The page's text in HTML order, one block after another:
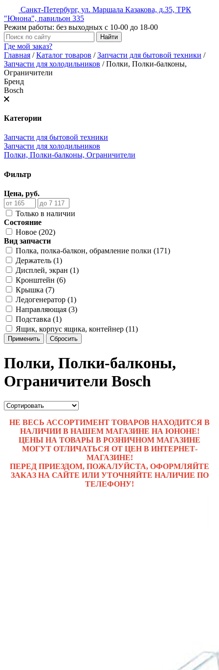
Санкт-Петербург, ул. Маршала Казакова, д.35, ТРК
"Юнона", павильон 335
Режим работы: без выходных с 10-00 до 18-00
Где мой заказ?
Главная /Каталог товаров /Запчасти для бытовой техники /
Запчасти для холодильников /Полки, Полки-балконы,
Ограничители
Бренд
Bosch
Категории
Запчасти для бытовой техники
Запчасти для холодильников
Полки, Полки-балконы, Ограничители
Фильтр
Цена, руб.
Только в наличии
Состояние
Новое (202)
Вид запчасти
Полка, полка-балкон, обрамление полки (171)
Держатель (1)
Дисплей, экран (1)
Кронштейн (6)
Крышка (7)
Ледогенератор (1)
Направляющая (3)
Подставка (1)
Ящик, корпус ящика, контейнер (11)
Применить Сбросить
Полки, Полки-балконы,
Ограничители Bosch
НЕ ВЕСЬ АССОРТИМЕНТ ТОВАРОВ НАХОДИТСЯ В
НАЛИЧИИ В НАШЕМ МАГАЗИНЕ НА ЮНОНЕ!
ЦЕНЫ НА ТОВАРЫ В РОЗНИЧНОМ МАГАЗИНЕ
МОГУТ ОТЛИЧАТЬСЯ ОТ ЦЕН В ИНТЕРНЕТ-
МАГАЗИНЕ!
ПЕРЕД ПРИЕЗДОМ, ПОЖАЛУЙСТА, ОФОРМЛЯЙТЕ
ЗАКАЗ НА САЙТЕ ИЛИ УТОЧНЯЙТЕ НАЛИЧИЕ ПО
ТЕЛЕФОНУ!